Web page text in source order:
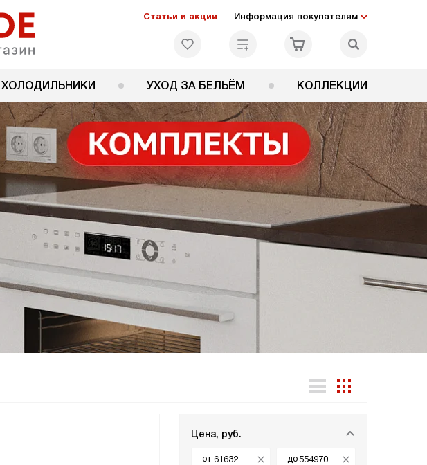
Статьи и акции Информация покупателям
ХОЛОДИЛЬНИКИ УХОД ЗА БЕЛЬЁМ КОЛЛЕКЦИИ
Цена, руб.
от до